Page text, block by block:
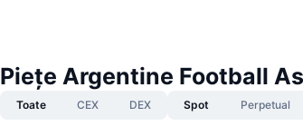
Piețe Argentine Football
Toate CEX DEX Spot Perpetual